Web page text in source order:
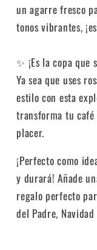
un agarre fresco
tonos vibrantes,
✨ ¡Es la copa
Ya sea que uses
estilo con esta
transforma tu
placer.
¡Perfecto como
y durará! Añade
regalo perfecto
del Padre,